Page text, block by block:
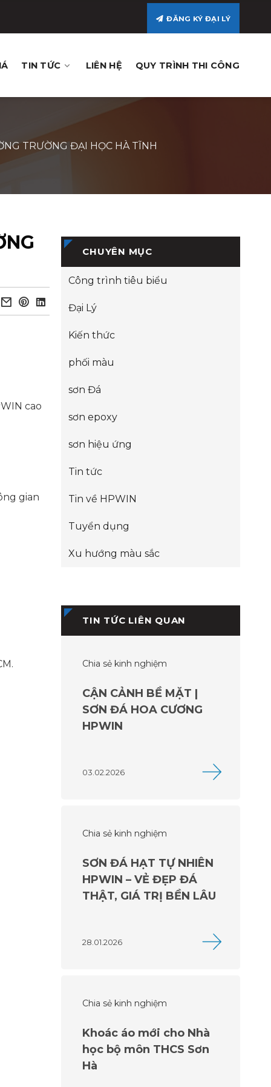
ĐĂNG KÝ ĐẠI LÝ
TIN TỨC LIÊN HỆ QUY TRÌNH THI CÔNG
TRƯỜNG ĐẠI HỌC HÀ TĨNH
cao
gian
CHUYÊN MỤC
Công trình tiêu biểu
Đại Lý
Kiến thức
phối màu
sơn Đá
sơn epoxy
sơn hiệu ứng
Tin tức
Tin về HPWIN
Tuyển dụng
Xu hướng màu sắc
TIN TỨC LIÊN QUAN
Chia sẻ kinh nghiệm
CẬN CẢNH BỀ MẶT |
SƠN ĐÁ HOA CƯƠNG
HPWIN
03.02.2026
Chia sẻ kinh nghiệm
SƠN ĐÁ HẠT TỰ NHIÊN
HPWIN – VẺ ĐẸP ĐÁ
THẬT, GIÁ TRỊ BỀN LÂU
28.01.2026
Chia sẻ kinh nghiệm
Khoác áo mới cho Nhà
học bộ môn THCS Sơn
Hà